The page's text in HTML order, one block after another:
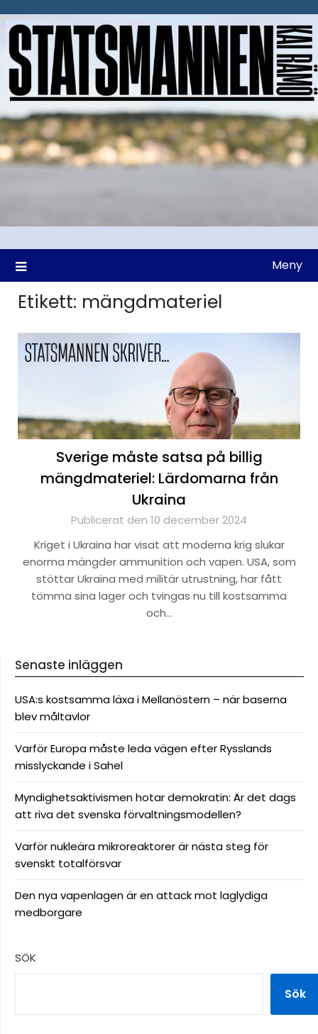
till
Meny
Etikett: mängdmateriel
Sverige måste satsa på billig
mängdmateriel: Lärdomarna från
Ukraina
Publicerat den 10 december 2024
Kriget i Ukraina har visat att moderna krig slukar
enorma mängder ammunition och vapen. USA, som
stöttar Ukraina med militär utrustning, har fått
tömma sina lager och tvingas nu till kostsamma
och…
Senaste inläggen
USA:s kostsamma läxa i Mellanöstern – när baserna
blev måltavlor
Varför Europa måste leda vägen efter Rysslands
misslyckande i Sahel
Myndighetsaktivismen hotar demokratin: Är det dags
att riva det svenska förvaltningsmodellen?
Varför nukleära mikroreaktorer är nästa steg för
svenskt totalförsvar
Den nya vapenlagen är en attack mot laglydiga
medborgare
SÖK
Sök